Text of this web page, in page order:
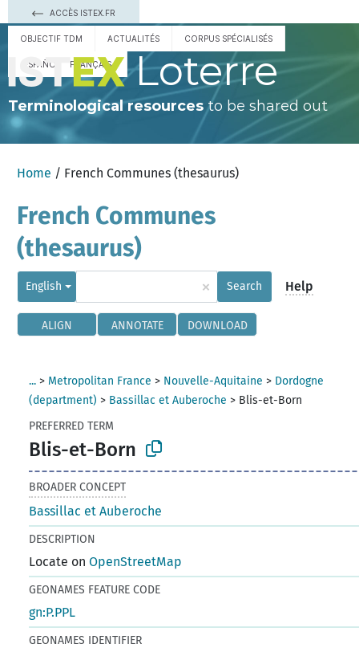
ACCÈS ISTEX.FR
OBJECTIF TDM ACTUALITÉS CORPUS SPÉCIALISÉS
ESPAÑOL FRANÇAIS Loterre
Terminological resourcesto be shared out
Home / French Communes (thesaurus)
French Communes
(thesaurus)
English × Search Help
ALIGN ANNOTATE DOWNLOAD
... > Metropolitan France > Nouvelle-Aquitaine > Dordogne
(department) > Bassillac et Auberoche > Blis-et-Born
PREFERRED TERM
Blis-et-Born
BROADER CONCEPT
Bassillac et Auberoche
DESCRIPTION
Locate onOpenStreetMap
GEONAMES FEATURE CODE
gn:P.PPL
GEONAMES IDENTIFIER